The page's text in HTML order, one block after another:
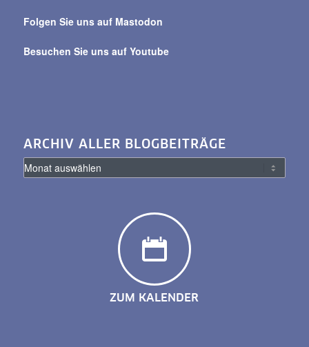
Folgen Sie uns auf Mastodon
Besuchen Sie uns auf Youtube
ARCHIV ALLER BLOGBEITRÄGE
ZUM KALENDER